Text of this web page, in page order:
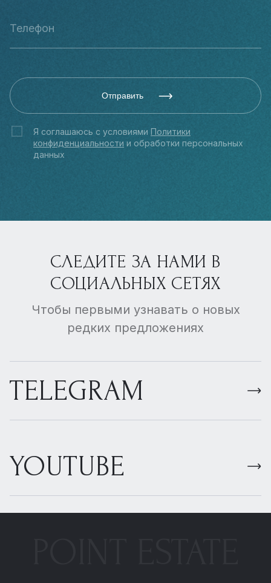
Отправить
Я соглашаюсь с условиями Политики
конфиденциальности и обработки персональных
данных
СЛЕДИТЕ ЗА НАМИ В
СОЦИАЛЬНЫХ СЕТЯХ
Чтобы первыми узнавать о новых
редких предложениях
TELEGRAM
YOUTUBE